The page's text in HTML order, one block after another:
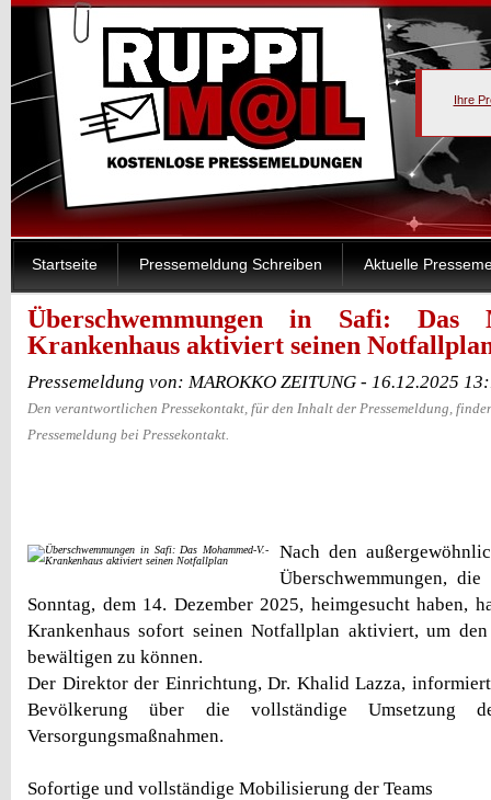
Ihre
Startseite Pressemeldung Schreiben Aktuelle
Überschwemmungen in Safi: Das
Krankenhaus aktiviert seinen
Pressemeldung von: MAROKKO ZEITUNG - 16.12.2025
Den verantwortlichen Pressekontakt, für den Inhalt der Pressemeldung,
Pressemeldung bei Pressekontakt.
Nach den
Überschwemmungen,
Sonntag, dem 14. Dezember 2025, heimgesucht haben,
Krankenhaus sofort seinen Notfallplan aktiviert, um
bewältigen zu können.
Der Direktor der Einrichtung, Dr. Khalid Lazza,
Bevölkerung über die vollständige Umsetzung
Versorgungsmaßnahmen.
Sofortige und vollständige Mobilisierung der Teams